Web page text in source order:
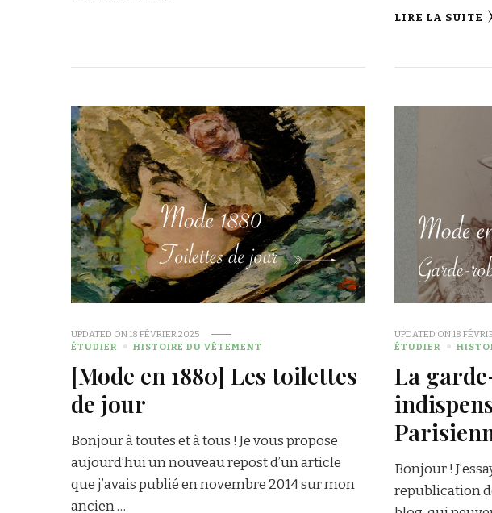
LIRE LA SUITE
UPDATED ON18 FÉVRIER 2025
ÉTUDIER
HISTOIRE DU VÊTEMENT
[Mode en 1880] Les toilettes
de jour
Bonjour à toutes et à tous ! Je vous propose
aujourd’hui un nouveau repost d’un article
que j’avais publié en novembre 2014 sur mon
ancien …
UPDATED ON18
ÉTUDIER
La
Bonjour !
republication